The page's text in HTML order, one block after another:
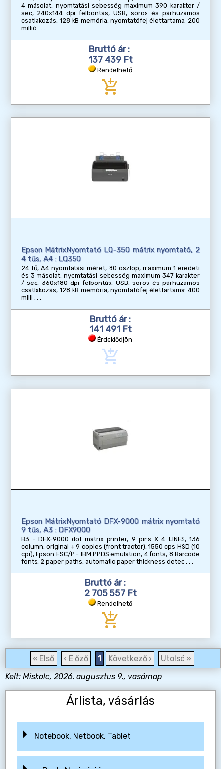
4 másolat, nyomtatási sebesség maximum 390 karakter /
sec, 240x144 dpi felbontás, USB, soros és párhuzamos
csatlakozás, 128 kB memória, nyomtatófej élettartama: 200
millió
Bruttó ár :
137 439 Ft
Rendelhető
add_shopping_cart
Epson MátrixNyomtató LQ-350 mátrix nyomtató, 2
4 tűs, A4 : LQ350
24 tű, A4 nyomtatási méret, 80 oszlop, maximum 1 eredeti
és 3 másolat, nyomtatási sebesség maximum 347 karakter
/ sec, 360x180 dpi felbontás, USB, soros és párhuzamos
csatlakozás, 128 kB memória, nyomtatófej élettartama: 400
milli
Bruttó ár :
141 491 Ft
Érdeklődjön
add_shopping_cart
Epson MátrixNyomtató DFX-9000 mátrix nyomtató
9 tűs, A3 : DFX9000
B3 - DFX-9000 dot matrix printer, 9 pins X 4 LINES, 136
column, original + 9 copies (front tractor), 1550 cps HSD (10
cpi), Epson ESC/P - IBM PPDS emulation, 4 fonts, 8 Barcode
fonts, 2 paper paths, automatic paper thickness detec
Bruttó ár :
2 705 557 Ft
Rendelhető
add_shopping_cart
« Első ‹ Előző 1 Következő ›
Utolsó »
Kelt: Miskolc, 2026. augusztus 9., vasárnap
Árlista, vásárlás
Notebook, Netbook, Tablet